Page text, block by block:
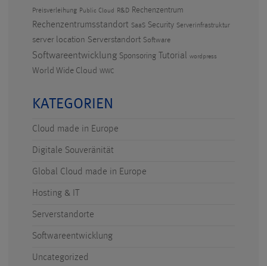
Preisverleihung Public Cloud R&D Rechenzentrum
Rechenzentrumsstandort SaaS Security Serverinfrastruktur
server location Serverstandort Software
Softwareentwicklung Sponsoring Tutorial wordpress
World Wide Cloud WWC
KATEGORIEN
Cloud made in Europe
Digitale Souveränität
Global Cloud made in Europe
Hosting & IT
Serverstandorte
Softwareentwicklung
Uncategorized